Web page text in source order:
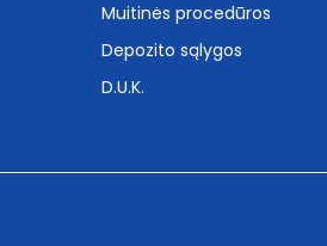
Muitinės procedūros
Depozito sąlygos
D.U.K.